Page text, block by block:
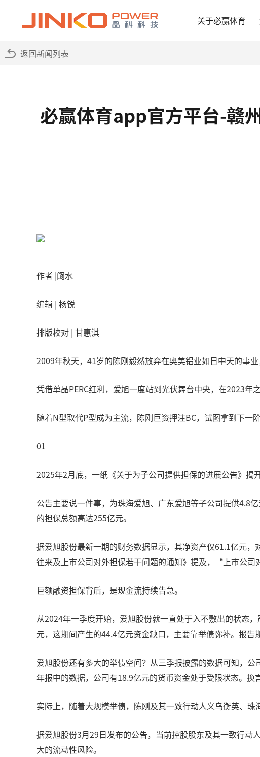
关于必赢体育
返回新闻列表
必赢体育app官方平台-赣
作者 |阚水
编辑 | 杨锐
排版校对 | 甘惠淇
2009年秋天，41岁的陈刚毅然放弃在奥美铝业如日中天的事业
凭借单晶PERC红利，爱旭一度站到光伏舞台中央，在2023
随着N型取代P型成为主流，陈刚巨资押注BC，试图拿到下
01
2025年2月底，一纸《关于为子公司提供担保的进展公告》揭
公告主要说一件事，为珠海爱旭、广东爱旭等子公司提供4.8
的担保总额高达255亿元。
据爱旭股份最新一期的财务数据显示，其净资产仅61.1亿元
往来及上市公司对外担保若干问题的通知》提及，“上市公
巨额融资担保背后，是现金流持续告急。
从2024年一季度开始，爱旭股份就一直处于入不敷出的状态
元，这期间产生的44.4亿元资金缺口，主要靠举债弥补。报告
爱旭股份还有多大的举债空间？从三季报披露的数据可知，
年报中的数据，公司有18.9亿元的货币资金处于受限状态。换
实际上，随着大规模举债，陈刚及其一致行动人义乌衡英、珠
据爱旭股份3月29日发布的公告，当前控股股东及其一致行
大的流动性风险。